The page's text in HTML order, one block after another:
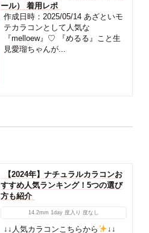
ール） 着用レポ
作成日時：2025/05/14 あざといモ
テカラコンとして人気な
『melloew』♡ 『めるる』こと生
見愛瑠ちゃんが...
【2024年】ナチュラルカラコンお
すすめ人気ランキング！5つの選び
方も紹介
14.2mm 1day 度入り 度なし
↓↓人気カラコンこちらから
↓↓